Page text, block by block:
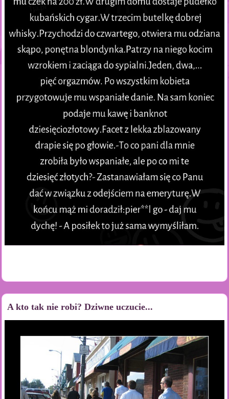
A kto tak nie robi? Dziwne uczucie...